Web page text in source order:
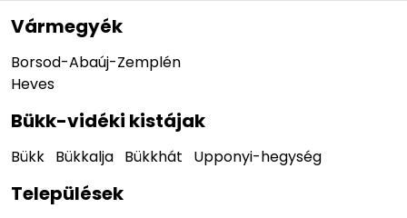
Vármegyék
Borsod-Abaúj-Zemplén
Heves
Bükk-vidéki kistájak
Bükk Bükkalja Bükkhát Upponyi-hegység
Települések